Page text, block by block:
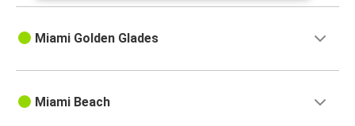
Miami Golden Glades
Miami Beach